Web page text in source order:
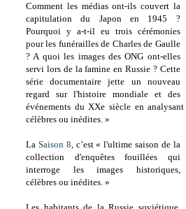
Comment les médias ont-ils couvert la
capitulation du Japon en 1945 ?
Pourquoi y a-t-il eu trois cérémonies
pour les funérailles de Charles de Gaulle
? A quoi les images des ONG ont-elles
servi lors de la famine en Russie ? Cette
série documentaire jette un nouveau
regard sur l'histoire mondiale et des
événements du XXe siècle en
célèbres ou inédites. »
La Saison 8, c’est « l'ultime saison de la
collection d'enquêtes fouillées qui
interroge les images historiques,
célèbres ou inédites. »